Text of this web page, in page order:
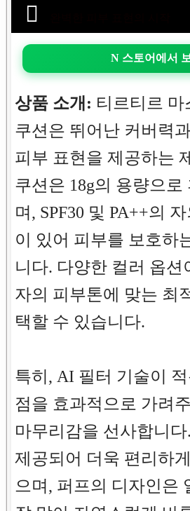
N 스토어에서
상품 소개: 티르티르 마
쿠션은 뛰어난 커버력
피부 표현을 제공하는
쿠션은 18g의 용량으로
며, SPF30 및 PA++의
이 있어 피부를 보호하
니다. 다양한 컬러 옵션
자의 피부톤에 맞는 최
택할 수 있습니다.
특히, AI 필터 기술이
점을 효과적으로 가려
마무리감을 선사합니
제공되어 더욱 편리하
으며, 퍼프의 디자인은